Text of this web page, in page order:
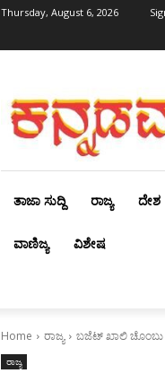
Thursday, August 6, 2026
ತಾಜಾ ಸುದ್ದಿ ರಾಜ್ಯ ದೇಶ
ವಾಣಿಜ್ಯ ವಿಶೇಷ
Home ರಾಜ್ಯ ಬಜೆಟ್ ಖಾಲಿ ಚೊಂಬು
ರಾಜ್ಯ